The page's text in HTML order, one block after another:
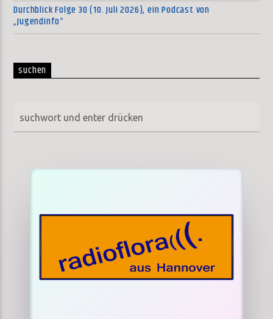
Durchblick Folge 30 (10. Juli 2026), ein Podcast von
„Jugendinfo“
suchen